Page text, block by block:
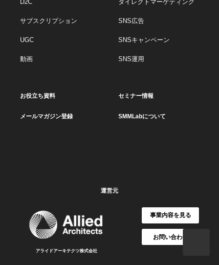
D2C
サブスクリプション
UGC
動画
ダイレクトマーケティング
SNS広告
SNSキャンペーン
SNS運用
お役立ち資料 セミナー情報
メールマガジン登録 SMMLabについて
運営元
アライドアーキテクツ株式会社
事業内容を見る
お問い合わせ